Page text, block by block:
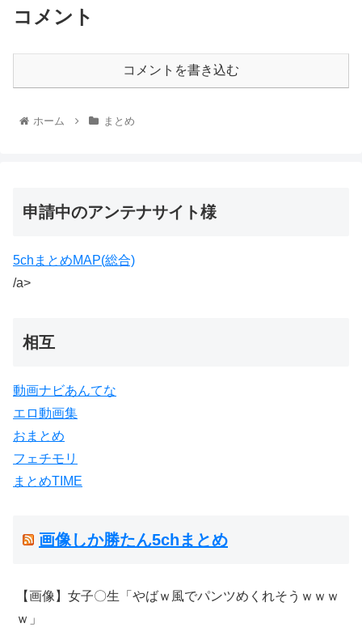
コメント
コメントを書き込む
ホーム まとめ
申請中のアンテナサイト様
5chまとめMAP(総合)
/a>
相互
動画ナビあんてな
エロ動画集
おまとめ
フェチモリ
まとめTIME
画像しか勝たん5chまとめ
【画像】女子〇生「やばｗ風でパンツめくれそうｗｗｗ
ｗ」